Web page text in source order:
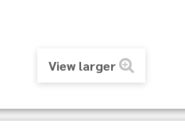
View larger